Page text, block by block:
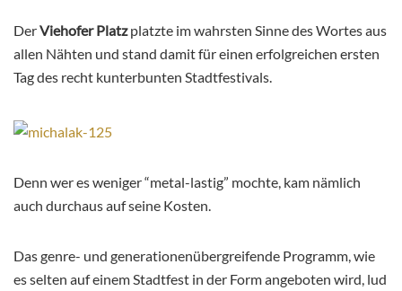
DerViehofer Platzplatzte im wahrsten Sinne des Wortes aus
allen Nähten und stand damit für einen erfolgreichen ersten
Tag des recht kunterbunten Stadtfestivals.
Denn wer es weniger “metal-lastig” mochte, kam nämlich
auch durchaus auf seine Kosten.
Das genre- und generationenübergreifende Programm, wie
es selten auf einem Stadtfest in der Form angeboten wird, lud